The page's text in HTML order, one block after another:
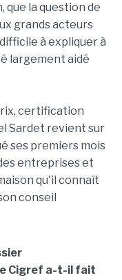
que la question de
grands acteurs
à expliquer à
largement aidé
certification
Sardet revient sur
ses premiers mois
entreprises et
qu'il connaît
conseil
Cigref a-t-il fait